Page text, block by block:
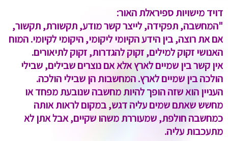
דויד מישויות ספיראלת האור:
"המחשבה, תפקידה, לייצר קשר מודע, תקשורת, תקשור,
אם את רוצה, בין הידע הקיומי ליקומי, היקומי לקיומי. המוח
האנושי זקוק למילים, זקוק להגדרות, זקוק לתיאורים.
אין קשר בין שמיים לארץ אלא אם נוצרים שבילים, שבילי
הולכה בין שמיים לארץ. המחשבות הן שבילי הולכה.
העניין הוא שזה הופך להיות מחשבה שנובעת מפחד או
מחשש שאתם שמים עליה דגש, במקום לראות אותה
כמחשבה חולפת, שמעוררת משהו שקיים, אבל אתן לא
מתעכבות עליה.